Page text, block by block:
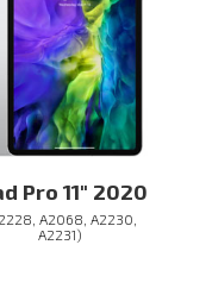
Pro 11″ 2020
A2068, A2230,
A2231)